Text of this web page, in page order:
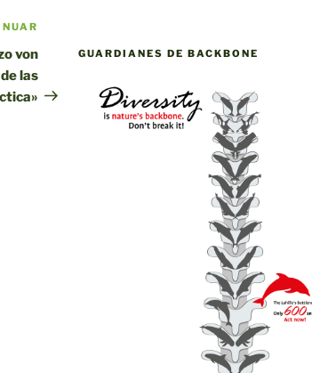
entrada
von
las
GUARDIANES DE BACKBONE